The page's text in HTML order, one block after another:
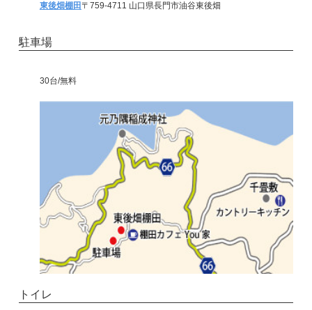
東後畑棚田〒759-4711 山口県長門市油谷東後畑
駐車場
30台/無料
トイレ